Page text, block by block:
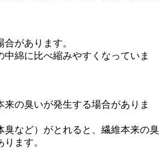
があります。
綿に比べ縮みやすくなっていま
の臭いが発生する場合がありま
臭など）がとれると、繊維本来の臭
ます。